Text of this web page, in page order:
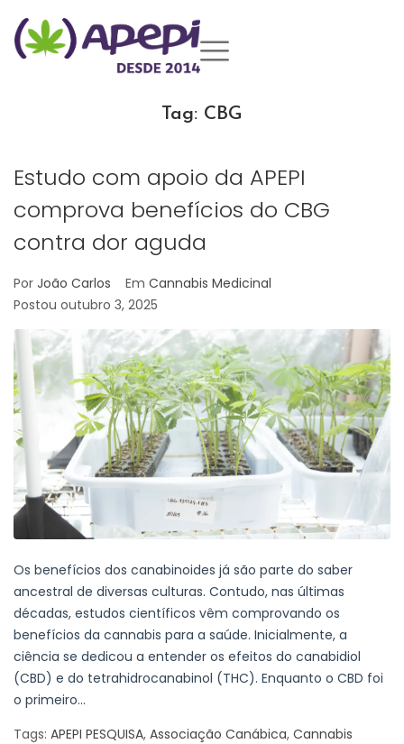
Tag: CBG
Estudo com apoio da APEPI
comprova benefícios do CBG
contra dor aguda
Por João Carlos Em Cannabis Medicinal
Postou outubro 3, 2025
Os benefícios dos canabinoides já são parte do saber
ancestral de diversas culturas. Contudo, nas últimas
décadas, estudos científicos vêm comprovando os
benefícios da cannabis para a saúde. Inicialmente, a
ciência se dedicou a entender os efeitos do canabidiol
(CBD) e do tetrahidrocanabinol (THC). Enquanto o CBD foi
o primeiro...
Tags: APEPI PESQUISA, Associação Canábica, Cannabis